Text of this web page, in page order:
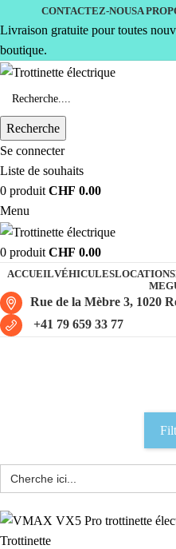
CONTACTEZ-NOUSA
Livraison gratuite pour toutes
boutique.
Recherche
Se connecter
Liste de souhaits
0 produit CHF 0.00
Menu
0 produit CHF 0.00
ACCUEILVÉHICULESLOCATIONS
Rue de la Mèbre 3, 1020
+41 79 659 33 77
Trottinette